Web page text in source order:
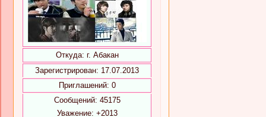
Откуда: г. Абакан
Зарегистрирован: 17.07.2013
Приглашений: 0
Сообщений: 45175
Уважение: +2013